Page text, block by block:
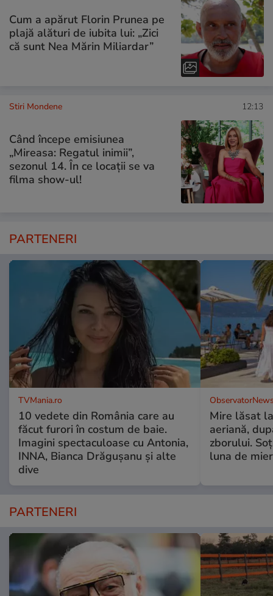
Cum a apărut Florin Prunea pe
plajă alături de iubita lui: „Zici
că sunt Nea Mărin Miliardar”
Stiri Mondene 12:13
Când începe emisiunea
„Mireasa: Regatul inimii”,
sezonul 14. În ce locații se va
filma show-ul!
PARTENERI
TVMania.ro
10 vedete din România care au
făcut furori în costum de baie.
Imagini spectaculoase cu Antonia,
INNA, Bianca Drăgușanu și alte
dive
Mire lăsat
aeriană,
zborului.
luna de
PARTENERI